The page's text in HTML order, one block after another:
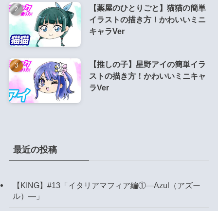
【薬屋のひとりごと】猫猫の簡単
イラストの描き方！かわいいミニ
キャラVer
【推しの子】星野アイの簡単イラ
ストの描き方！かわいいミニキャ
ラVer
最近の投稿
【KING】#13「イタリアマフィア編①―Azul（アズー
ル）―」